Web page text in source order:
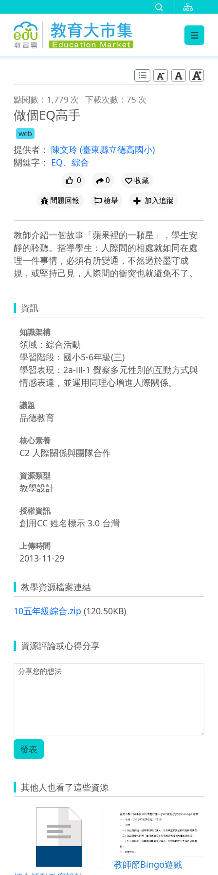
點閱數：1,779 次 下載次數：75 次
做個EQ高手
web
提供者： 陳文玲 (臺東縣立德高國小)
關鍵字： EQ、 綜合
0 0
收藏
問題回報
檢舉 加入追蹤
教師介紹一個故事「蘋果裡的一顆星」，學生安
靜的聆聽。指導學生：人際間的相處就如同在處
理一件事情，必須有所變通，不然過於墨守成
規，或堅持己見，人際間的衝突也就避免不了。
資訊
知識架構
領域：綜合活動
學習階段：國小5-6年級(三)
學習表現：2a-Ⅲ-1 覺察多元性別的互動方式與
情感表達，並運用同理心增進人際關係。
議題
品德教育
核心素養
C2 人際關係與團隊合作
資源類型
教學設計
授權資訊
創用CC 姓名標示 3.0 台灣
上傳時間
2013-11-29
教學資源檔案連結
10五年級綜合.zip (120.50KB)
資源評論或心得分享
發表
其他人也看了這些資源
教師節Bingo遊戲